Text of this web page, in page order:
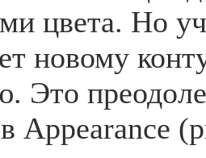
цвета. Но
новому
Это
Appearance